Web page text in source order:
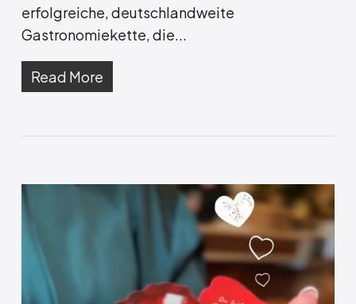
erfolgreiche, deutschlandweite
Gastronomiekette, die...
Read More